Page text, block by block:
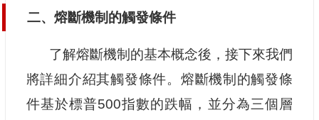
二、熔斷機制的觸發條件
了解熔斷機制的基本概念後，接下來我們
將詳細介紹其觸發條件。熔斷機制的觸發條
件基於標普500指數的跌幅，並分為三個層